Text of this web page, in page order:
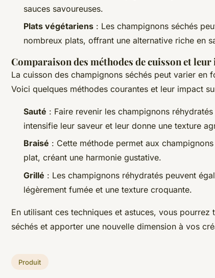
sauces savoureuses.
Plats végétariens : Les champignons séchés
nombreux plats, offrant une alternative riche en
Comparaison des méthodes de cuisson et
La cuisson des champignons séchés peut varier
Voici quelques méthodes courantes et leur impact
Sauté : Faire revenir les champignons
intensifie leur saveur et leur donne une texture
Braisé : Cette méthode permet aux
plat, créant une harmonie gustative.
Grillé : Les champignons réhydratés peuvent
légèrement fumée et une texture croquante.
En utilisant ces techniques et astuces, vous
séchés et apporter une nouvelle dimension à vos
Produit